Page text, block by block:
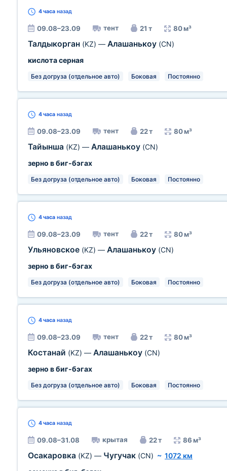
4 часа назад
09.08–23.09 тент 21 т 80 м³
Талдыкорган (KZ) — Алашанькоу (CN)
кислота серная
Без догруза (отдельное авто) Боковая Постоянно
4 часа назад
09.08–23.09 тент 22 т 80 м³
Тайынша (KZ) — Алашанькоу (CN)
зерно в биг-бэгах
Без догруза (отдельное авто) Боковая Постоянно
4 часа назад
09.08–23.09 тент 22 т 80 м³
Ульяновское (KZ) — Алашанькоу (CN)
зерно в биг-бэгах
Без догруза (отдельное авто) Боковая Постоянно
4 часа назад
09.08–23.09 тент 22 т 80 м³
Костанай (KZ) — Алашанькоу (CN)
зерно в биг-бэгах
Без догруза (отдельное авто) Боковая Постоянно
4 часа назад
09.08–31.08 крытая 22 т 86 м³
Осакаровка (KZ) — Чугучак (CN) ~ 1072 км